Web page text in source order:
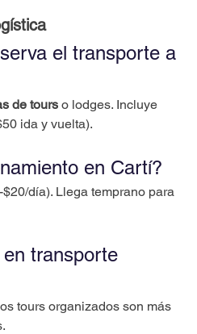
el transporte a
de tours o lodges. Incluye
ida y vuelta).
en Cartí?
día). Llega temprano para
transporte
tours organizados son más